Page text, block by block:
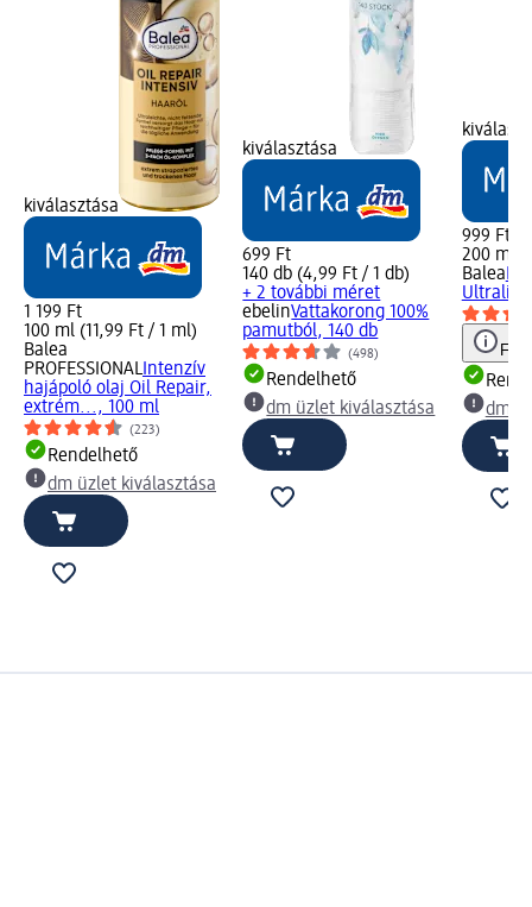
kiválasztása
1 199 Ft
100 ml (11,99 Ft / 1 ml)
Balea
PROFESSIONALIntenzív
hajápoló olaj Oil Repair,
extrém..., 100 ml
(223)
Rendelhető
dm üzlet kiválasztása
kiválasztása
699 Ft
140 db (4,99 Ft / 1 db)
+ 2 további méret
ebelinVattakorong 100%
pamutból, 140 db
(498)
Rendelhető
dm üzlet kiválasztása
999 Ft
200 ml
Balea
dm